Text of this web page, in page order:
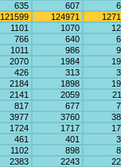
635 607
121599 124971
1101 1070
766 640
1011 986
2070 1984
426 313
2184 1898
2141 2059
817 677
3977 3760
1724 1717
461 401
1102 898
2383 2243